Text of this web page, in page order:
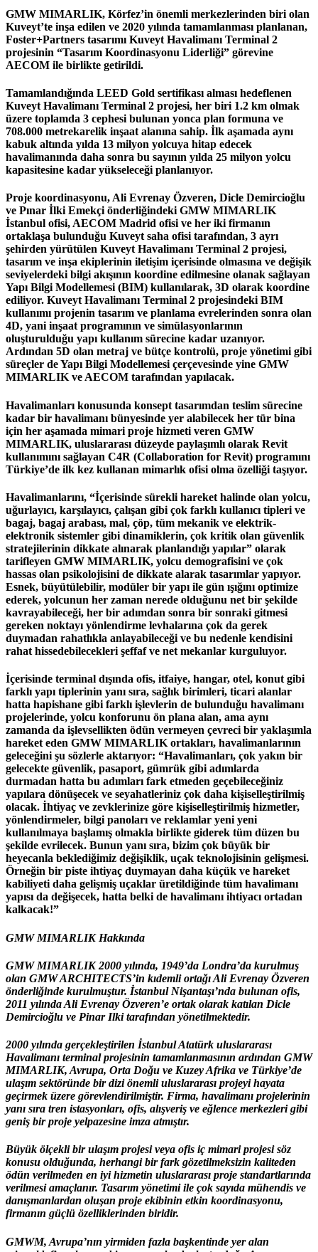
GMW MIMARLIK, Körfez’in önemli merkezlerinden biri olan
Kuveyt’te inşa edilen ve 2020 yılında tamamlanması planlanan,
Foster+Partners tasarımı Kuveyt Havalimanı Terminal 2
projesinin “Tasarım Koordinasyonu Liderliği” görevine
AECOM ile birlikte getirildi.
Tamamlandığında LEED Gold sertifikası alması hedeflenen
Kuveyt Havalimanı Terminal 2 projesi, her biri 1.2 km olmak
üzere toplamda 3 cephesi bulunan yonca plan formuna ve
708.000 metrekarelik inşaat alanına sahip. İlk aşamada aynı
kabuk altında yılda 13 milyon yolcuya hitap edecek
havalimanında daha sonra bu sayının yılda 25 milyon yolcu
kapasitesine kadar yükseleceği planlanıyor.
Proje koordinasyonu,Ali Evrenay Özveren, Dicle Demircioğlu
ve Pınar İlki EmekçiönderliğindekiGMW MIMARLIK
İstanbul ofisi, AECOM Madrid ofisi ve her iki firmanın
ortaklaşa bulunduğu Kuveyt saha ofisi tarafından, 3 ayrı
şehirden yürütülen Kuveyt Havalimanı Terminal 2 projesi,
tasarım ve inşa ekiplerinin iletişim içerisinde olmasına ve değişik
seviyelerdeki bilgi akışının koordine edilmesine olanak sağlayan
Yapı Bilgi Modellemesi (BIM) kullanılarak, 3D olarak koordine
ediliyor. Kuveyt Havalimanı Terminal 2 projesindeki BIM
kullanımı projenin tasarım ve planlama evrelerinden sonra olan
4D, yani inşaat programının ve simülasyonlarının
oluşturulduğu yapı kullanım sürecine kadar uzanıyor.
Ardından 5D olan metraj ve bütçe kontrolü, proje yönetimi gibi
süreçler de Yapı Bilgi Modellemesi çerçevesinde yine GMW
MIMARLIKve AECOM tarafından yapılacak.
Havalimanları konusunda konsept tasarımdan teslim sürecine
kadar bir havalimanı bünyesinde yer alabilecek her tür bina
için her aşamada mimari proje hizmeti veren GMW
MIMARLIK, uluslararası düzeyde paylaşımlı olarak Revit
kullanımını sağlayan C4R (Collaboration for Revit) programını
Türkiye’de ilk kez kullanan mimarlık ofisi olma özelliği taşıyor.
Havalimanlarını, “İçerisinde sürekli hareket halinde olan yolcu,
uğurlayıcı, karşılayıcı, çalışan gibi çok farklı kullanıcı tipleri ve
bagaj, bagaj arabası, mal, çöp, tüm mekanik ve elektrik-
elektronik sistemler gibi dinamiklerin, çok kritik olan güvenlik
stratejilerinin dikkate alınarak planlandığı yapılar” olarak
tarifleyen GMW MIMARLIK, yolcu demografisini ve çok
hassas olan psikolojisini de dikkate alarak tasarımlar yapıyor.
Esnek, büyütülebilir, modüler bir yapı ile gün ışığını optimize
ederek, yolcunun her zaman nerede olduğunu net bir şekilde
kavrayabileceği, her bir adımdan sonra bir sonraki gitmesi
gereken noktayı yönlendirme levhalarına çok da gerek
duymadan rahatlıkla anlayabileceği ve bu nedenle kendisini
rahat hissedebilecekleri şeffaf ve net mekanlar kurguluyor.
İçerisinde terminal dışında ofis, itfaiye, hangar, otel, konut gibi
farklı yapı tiplerinin yanı sıra, sağlık birimleri, ticari alanlar
hatta hapishane gibi farklı işlevlerin de bulunduğu havalimanı
projelerinde, yolcu konforunu ön plana alan, ama aynı
zamanda da işlevsellikten ödün vermeyen çevreci bir yaklaşımla
hareket eden GMW MIMARLIK ortakları, havalimanlarının
geleceğini şu sözlerle aktarıyor: “Havalimanları, çok yakın bir
gelecekte güvenlik, pasaport, gümrük gibi adımlarda
durmadan hatta bu adımları fark etmeden geçebileceğiniz
yapılara dönüşecek ve seyahatleriniz çok daha kişiselleştirilmiş
olacak. İhtiyaç ve zevklerinize göre kişiselleştirilmiş hizmetler,
yönlendirmeler, bilgi panoları ve reklamlar yeni yeni
kullanılmaya başlamış olmakla birlikte giderek tüm düzen bu
şekilde evrilecek. Bunun yanı sıra, bizim çok büyük bir
heyecanla beklediğimiz değişiklik, uçak teknolojisinin gelişmesi.
Örneğin bir piste ihtiyaç duymayan daha küçük ve hareket
kabiliyeti daha gelişmiş uçaklar üretildiğinde tüm havalimanı
yapısı da değişecek, hatta belki de havalimanı ihtiyacı ortadan
kalkacak!”
GMW MIMARLIK Hakkında
GMW MIMARLIK2000 yılında, 1949’da Londra’da kurulmuş
olan GMW ARCHITECTS’in kıdemli ortağıAli Evrenay Özveren
önderliğinde kurulmuştur. İstanbul Nişantaşı’nda bulunan ofis,
2011 yılında Ali Evrenay Özveren’e ortak olarak katılan Dicle
Demircioğlu ve Pinar Ilkitarafından yönetilmektedir.
2000 yılında gerçekleştirilen İstanbul Atatürk uluslararası
Havalimanı terminal projesinin tamamlanmasının ardından GMW
MIMARLIK, Avrupa, Orta Doğu ve Kuzey Afrika ve Türkiye’de
ulaşım sektöründe bir dizi önemli uluslararası projeyi hayata
geçirmek üzere görevlendirilmiştir. Firma, havalimanı projelerinin
yanı sıra tren istasyonları, ofis, alışveriş ve eğlence merkezleri gibi
geniş bir proje yelpazesine imza atmıştır.
Büyük ölçekli bir ulaşım projesi veya ofis iç mimari projesi söz
konusu olduğunda, herhangi bir fark gözetilmeksizin kaliteden
ödün verilmeden en iyi hizmetin uluslararası proje standartlarında
verilmesi amaçlanır. Tasarım yönetimi ile çok sayıda mühendis ve
danışmanlardan oluşan proje ekibinin etkin koordinasyonu,
firmanın güçlü özelliklerinden biridir.
GMWM, Avrupa’nın yirmiden fazla başkentinde yer alan